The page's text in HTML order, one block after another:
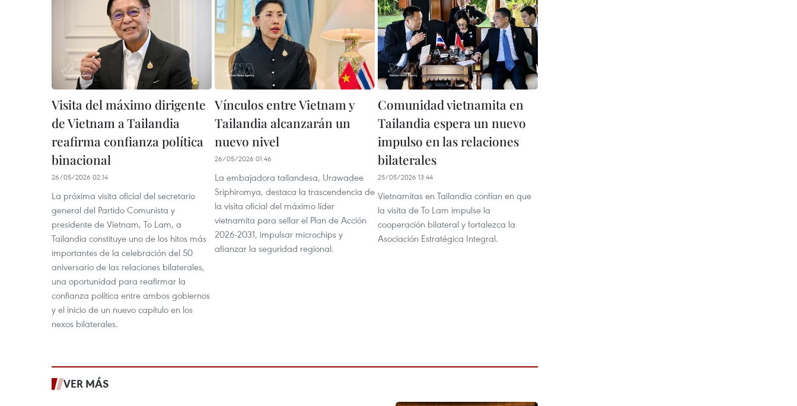
Visita del máximo dirigente
de Vietnam a Tailandia
reafirma confianza política
binacional
26/05/2026 02:14
La próxima visita oficial del secretario
general del Partido Comunista y
presidente de Vietnam, To Lam, a
Tailandia constituye uno de los hitos más
importantes de la celebración del 50
aniversario de las relaciones bilaterales,
una oportunidad para reafirmar la
confianza política entre ambos gobiernos
y el inicio de un nuevo capítulo en los
nexos bilaterales.
Vínculos entre Vietnam y
Tailandia alcanzarán un
nuevo nivel
26/05/2026 01:46
La embajadora tailandesa, Urawadee
Sriphiromya, destaca la trascendencia de
la visita oficial del máximo líder
vietnamita para sellar el Plan de Acción
2026-2031, impulsar microchips y
afianzar la seguridad regional.
Comunidad vietnamita en
Tailandia espera un nuevo
impulso en las relaciones
bilaterales
25/05/2026 13:44
Vietnamitas en Tailandia confían en que
la visita de To Lam impulse la
cooperación bilateral y fortalezca la
Asociación Estratégica Integral.
VER MÁS